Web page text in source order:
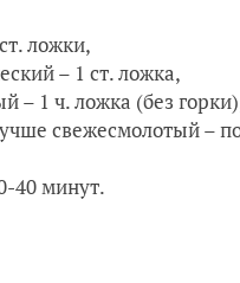
ложки,
– 1 ст. ложка,
– 1 ч. ложка (без
свежесмолотый –
40 минут.